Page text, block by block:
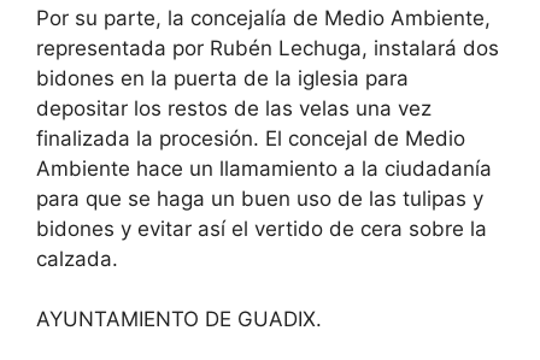
Por su parte, la concejalía de Medio Ambiente,
representada por Rubén Lechuga, instalará dos
bidones en la puerta de la iglesia para
depositar los restos de las velas una vez
finalizada la procesión. El concejal de Medio
Ambiente hace un llamamiento a la ciudadanía
para que se haga un buen uso de las tulipas y
bidones y evitar así el vertido de cera sobre la
calzada.
AYUNTAMIENTO DE GUADIX.